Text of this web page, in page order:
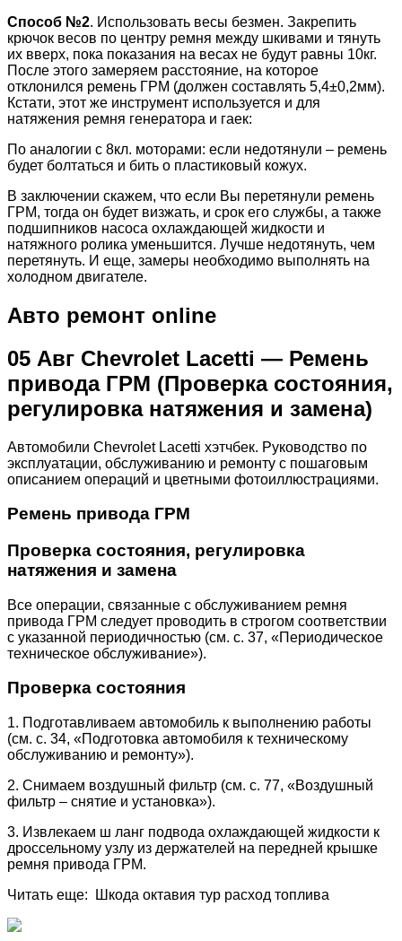
Способ №2. Использовать весы безмен. Закрепить
крючок весов по центру ремня между шкивами и тянуть
их вверх, пока показания на весах не будут равны 10кг.
После этого замеряем расстояние, на которое
отклонился ремень ГРМ (должен составлять 5,4±0,2мм).
Кстати, этот же инструмент используется и для
натяжения ремня генератора и гаек:
По аналогии с 8кл. моторами: если недотянули – ремень
будет болтаться и бить о пластиковый кожух.
В заключении скажем, что если Вы перетянули ремень
ГРМ, тогда он будет визжать, и срок его службы, а также
подшипников насоса охлаждающей жидкости и
натяжного ролика уменьшится. Лучше недотянуть, чем
перетянуть. И еще, замеры необходимо выполнять на
холодном двигателе.
Авто ремонт online
05 Авг Chevrolet Lacetti — Ремень
привода ГРМ (Проверка состояния,
регулировка натяжения и замена)
Автомобили Chevrolet Lacetti хэтчбек. Руководство по
эксплуатации, обслуживанию и ремонту с пошаговым
описанием операций и цветными фотоиллюстрациями.
Ремень привода ГРМ
Проверка состояния, регулировка
натяжения и замена
Все операции, связанные с обслуживанием ремня
привода ГРМ следует проводить в строгом соответствии
с указанной периодичностью (см. с. 37, «Периодическое
техническое обслуживание»).
Проверка состояния
1. Подготавливаем автомобиль к выполнению работы
(см. с. 34, «Подготовка автомобиля к техническому
обслуживанию и ремонту»).
2. Снимаем воздушный фильтр (см. с. 77, «Воздушный
фильтр – снятие и установка»).
3. Извлекаем ш ланг подвода охлаждающей жидкости к
дроссельному узлу из держателей на передней крышке
ремня привода ГРМ.
Читать еще: Шкода октавия тур расход топлива